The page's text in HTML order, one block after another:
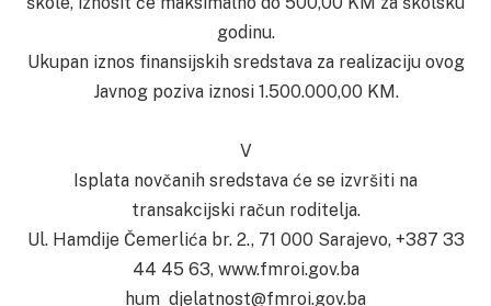
godinu.
Ukupan iznos finansijskih sredstava za realizaciju ovog
Javnog poziva iznosi 1.500.000,00 KM.
V
Isplata novčanih sredstava će se izvršiti na
transakcijski račun roditelja.
Ul. Hamdije Čemerlića br. 2., 71 000 Sarajevo, +387 33
44 45 63, www.fmroi.gov.ba
hum_djelatnost@fmroi.gov.ba